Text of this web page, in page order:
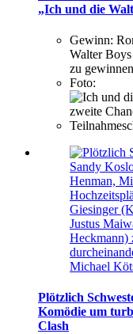
„Ich und die
Gewinn:
Walter
zu gewinnen
Foto:
Sandy
Henman,
Giesinger
Justus
Heckmann)
Michael
Plötzlich
Komödie um
Clash